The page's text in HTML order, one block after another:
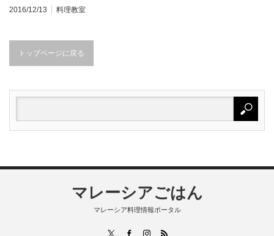
2016/12/13
料理教室
トップページに戻る
マレーシアごはん
マレーシア料理情報ポータル
FacebookInstagram
RSS